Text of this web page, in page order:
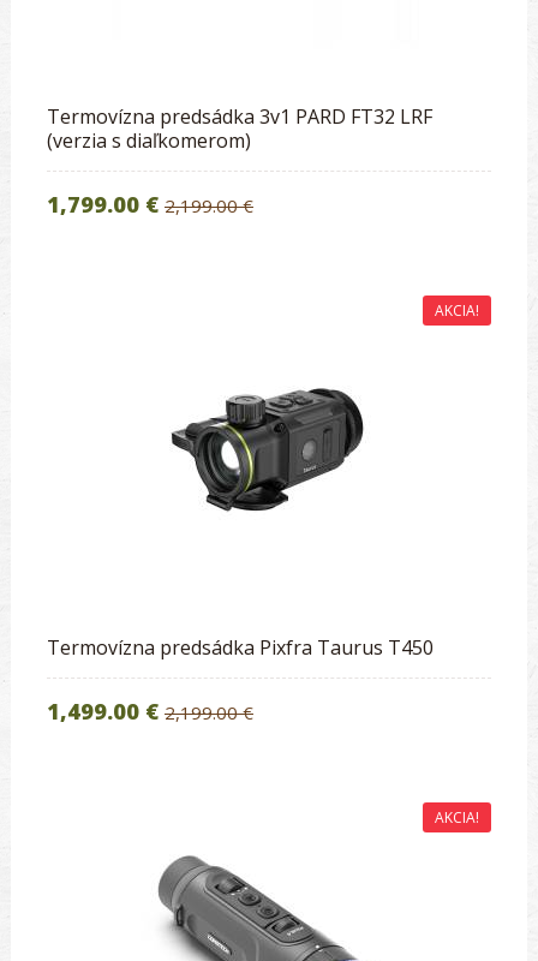
Termovízna predsádka 3v1 PARD FT32 LRF
(verzia s diaľkomerom)
1,799.00 € 2,199.00 €
AKCIA!
Termovízna predsádka Pixfra Taurus T450
1,499.00 € 2,199.00 €
AKCIA!